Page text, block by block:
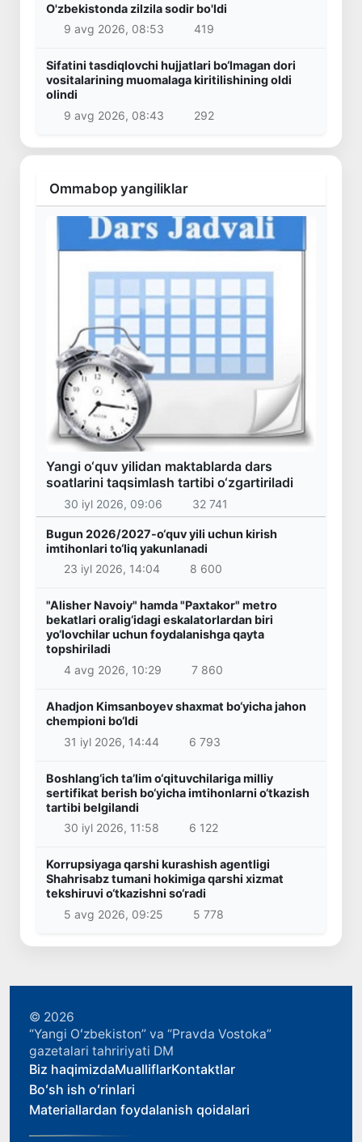
O'zbekistonda zilzila sodir bo'ldi
9 avg 2026, 08:53
419
Sifatini tasdiqlovchi hujjatlari bo‘lmagan dori
vositalarining muomalaga kiritilishining oldi
olindi
9 avg 2026, 08:43
292
Ommabop yangiliklar
Yangi o‘quv yilidan maktablarda dars
soatlarini taqsimlash tartibi o‘zgartiriladi
30 iyl 2026, 09:06 32 741
Bugun 2026/2027-o‘quv yili uchun kirish
imtihonlari to‘liq yakunlanadi
23 iyl 2026, 14:04
8 600
"Alisher Navoiy" hamda "Paxtakor" metro
bekatlari oralig‘idagi eskalatorlardan biri
yo‘lovchilar uchun foydalanishga qayta
topshiriladi
4 avg 2026, 10:29
7 860
Ahadjon Kimsanboyev shaxmat bo‘yicha jahon
chempioni bo‘ldi
31 iyl 2026, 14:44
6 793
Boshlang‘ich ta’lim o‘qituvchilariga milliy
sertifikat berish bo‘yicha imtihonlarni o‘tkazish
tartibi belgilandi
30 iyl 2026, 11:58
6 122
Korrupsiyaga qarshi kurashish agentligi
Shahrisabz tumani hokimiga qarshi xizmat
tekshiruvi o‘tkazishni so‘radi
5 avg 2026, 09:25
5 778
© 2026
“Yangi Oʻzbekiston” va “Pravda Vostoka”
gazetalari tahririyati DM
Biz haqimizdaMualliflarKontaktlar
Boʻsh ish oʻrinlari
Materiallardan foydalanish qoidalari